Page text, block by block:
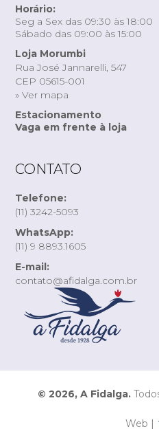
Horário:
Seg a Sex das 09:30 às 18:00
Sábado das 09:00 às 15:00
Loja Morumbi
Rua José Jannarelli, 547
CEP 05615-001
» Ver mapa
Estacionamento
Vaga em frente à loja
CONTATO
Telefone:
(11) 3242-5093
WhatsApp:
(11) 9 8893.1605
E-mail:
contato@afidalga.com.br
© 2026, A Fidalga.
Web |